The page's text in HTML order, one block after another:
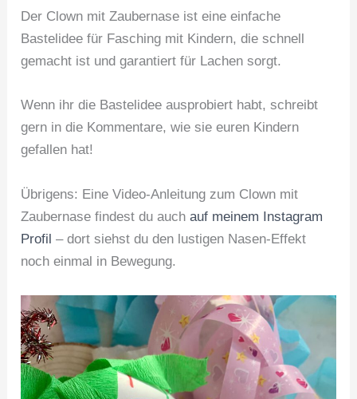
Der Clown mit Zaubernase ist eine einfache
Bastelidee für Fasching mit Kindern, die schnell
gemacht ist und garantiert für Lachen sorgt.
Wenn ihr die Bastelidee ausprobiert habt, schreibt
gern in die Kommentare, wie sie euren Kindern
gefallen hat!
Übrigens: Eine Video-Anleitung zum Clown mit
Zaubernase findest du auchauf meinem Instagram
Profil – dort siehst du den lustigen Nasen-Effekt
noch einmal in Bewegung.